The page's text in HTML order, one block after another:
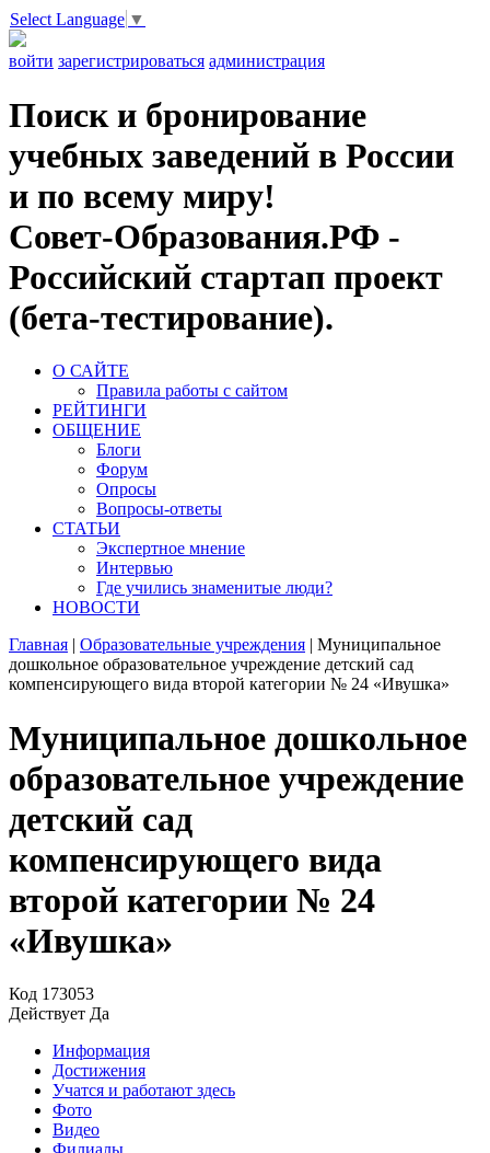
Select Language ▼
войти зарегистрироваться администрация
Поиск и бронирование
учебных заведений в России
и по всему миру!
Совет-Образования.РФ -
Российский стартап проект
(бета-тестирование).
О САЙТЕ
Правила работы с сайтом
РЕЙТИНГИ
ОБЩЕНИЕ
Блоги
Форум
Опросы
Вопросы-ответы
СТАТЬИ
Экспертное мнение
Интервью
Где учились знаменитые люди?
НОВОСТИ
Главная | Образовательные учреждения | Муниципальное
дошкольное образовательное учреждение детский сад
компенсирующего вида второй категории № 24 «Ивушка»
Муниципальное дошкольное
образовательное учреждение
детский сад
компенсирующего вида
второй категории № 24
«Ивушка»
Код 173053
Действует Да
Информация
Достижения
Учатся и работают здесь
Фото
Видео
Филиалы